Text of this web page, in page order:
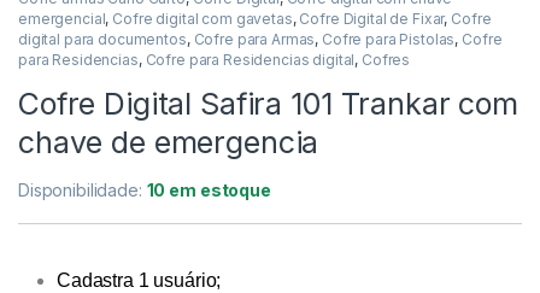
emergencial, Cofre digital com gavetas, Cofre Digital de Fixar, Cofre
digital para documentos, Cofre para Armas, Cofre para Pistolas, Cofre
para Residencias, Cofre para Residencias digital, Cofres
Cofre Digital Safira 101 Trankar com
chave de emergencia
Disponibilidade: 10 em estoque
Cadastra 1 usuário;